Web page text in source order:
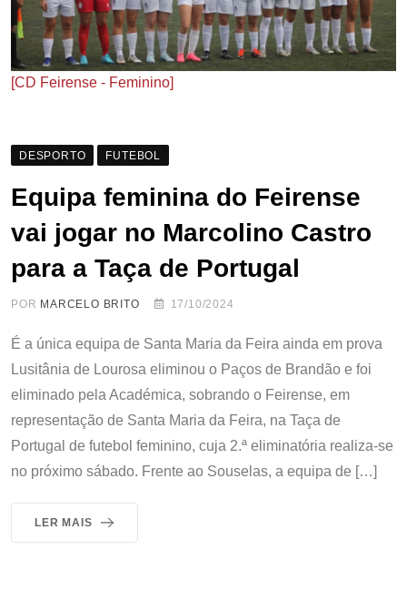
[CD Feirense - Feminino]
DESPORTO FUTEBOL
Equipa feminina do Feirense
vai jogar no Marcolino Castro
para a Taça de Portugal
POR MARCELO BRITO 17/10/2024
É a única equipa de Santa Maria da Feira ainda em prova
Lusitânia de Lourosa eliminou o Paços de Brandão e foi
eliminado pela Académica, sobrando o Feirense, em
representação de Santa Maria da Feira, na Taça de
Portugal de futebol feminino, cuja 2.ª eliminatória realiza-se
no próximo sábado. Frente ao Souselas, a equipa de […]
LER MAIS